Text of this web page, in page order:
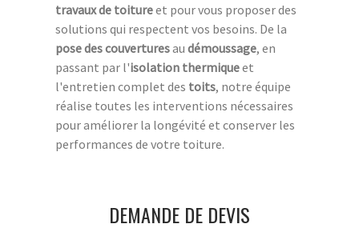
travaux de toitureet pour vous proposer des
solutions qui respectent vos besoins. De la
pose des couverturesau démoussage, en
passant par l'isolation thermiqueet
l'entretien complet des toits, notre équipe
réalise toutes les interventions nécessaires
pour améliorer la longévité et conserver les
performances de votre toiture.
DEMANDE DE DEVIS